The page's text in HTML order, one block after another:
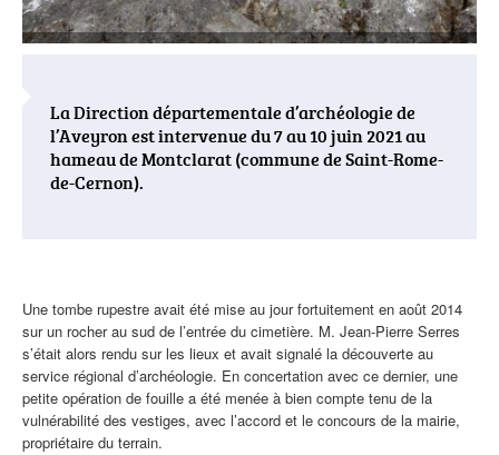
La Direction départementale d’archéologie de
l’Aveyron est intervenue du 7 au 10 juin 2021 au
hameau de Montclarat (commune de Saint-Rome-
de-Cernon).
de
l'actualité
Une tombe rupestre avait été mise au jour fortuitement en août 2014
sur un rocher au sud de l’entrée du cimetière. M. Jean-Pierre Serres
s’était alors rendu sur les lieux et avait signalé la découverte au
service régional d’archéologie. En concertation avec ce dernier, une
petite opération de fouille a été menée à bien compte tenu de la
vulnérabilité des vestiges, avec l’accord et le concours de la mairie,
propriétaire du terrain.